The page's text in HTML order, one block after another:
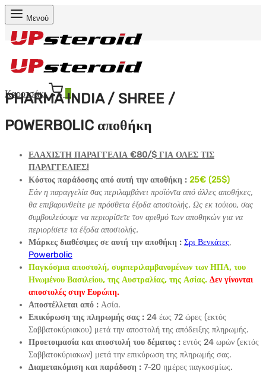
Μενού
Καροτσάκι 0
PHARMA INDIA / SHREE /
POWERBOLIC αποθήκη
ΕΛΑΧΙΣΤΗ ΠΑΡΑΓΓΕΛΙΑ €80/$ ΓΙΑ ΟΛΕΣ ΤΙΣ
ΠΑΡΑΓΓΕΛΙΕΣ!
Κόστος παράδοσης από αυτή την αποθήκη : 25€ (25$)
Εάν η παραγγελία σας περιλαμβάνει προϊόντα από άλλες αποθήκες,
θα επιβαρυνθείτε με πρόσθετα έξοδα αποστολής. Ως εκ τούτου, σας
συμβουλεύουμε να περιορίσετε τον αριθμό των αποθηκών για να
περιορίσετε τα έξοδα αποστολής.
Μάρκες διαθέσιμες σε αυτή την αποθήκη : Σρι Βενκάτες,
Powerbolic
Παγκόσμια αποστολή, συμπεριλαμβανομένων των ΗΠΑ, του
Ηνωμένου Βασιλείου, της Αυστραλίας, της Ασίας. Δεν γίνονται
αποστολές στην Ευρώπη.
Αποστέλλεται από : Ασία.
Επικύρωση της πληρωμής σας : 24 έως 72 ώρες (εκτός
Σαββατοκύριακου) μετά την αποστολή της απόδειξης πληρωμής.
Προετοιμασία και αποστολή του δέματος : εντός 24 ωρών (εκτός
Σαββατοκύριακων) μετά την επικύρωση της πληρωμής σας.
Διαμετακόμιση και παράδοση : 7-20 ημέρες παγκοσμίως.